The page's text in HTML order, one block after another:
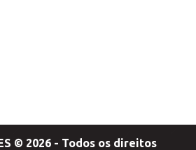
© 2026 - Todos os direitos